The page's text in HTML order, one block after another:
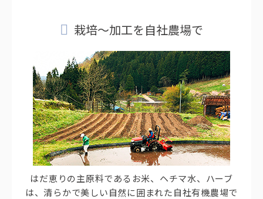
栽培～加工を自社農場で
はだ恵りの主原料であるお米、ヘチマ水、ハーブ
は、清らかで美しい自然に囲まれた自社有機農場で